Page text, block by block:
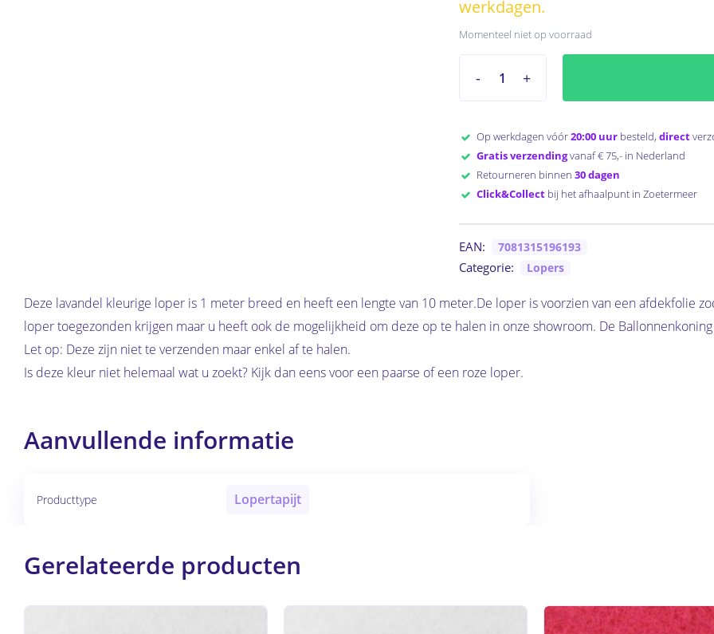
werkdagen.
Momenteel niet op voorraad
Op werkdagen vóór20:00 uur besteld,direct
Gratis verzendingvanaf € 75,- in Nederland
Retourneren binnen30 dagen
Click&Collect bij het afhaalpunt in Zoetermeer
EAN: 7081315196193
Categorie: Lopers
Deze lavandel kleurige loper is 1 meter breed en heeft een lengte van 10 meter.De loper is voorzien van een afdekfolie
loper toegezonden krijgen maar u heeft ook de mogelijkheid om deze op te halen in onze showroom. De
Let op: Deze zijn niet te verzenden maar enkel af te halen.
Is deze kleur niet helemaal wat u zoekt? Kijk dan eens voor een paarse of een roze loper.
Aanvullende informatie
Producttype Lopertapijt
Gerelateerde producten